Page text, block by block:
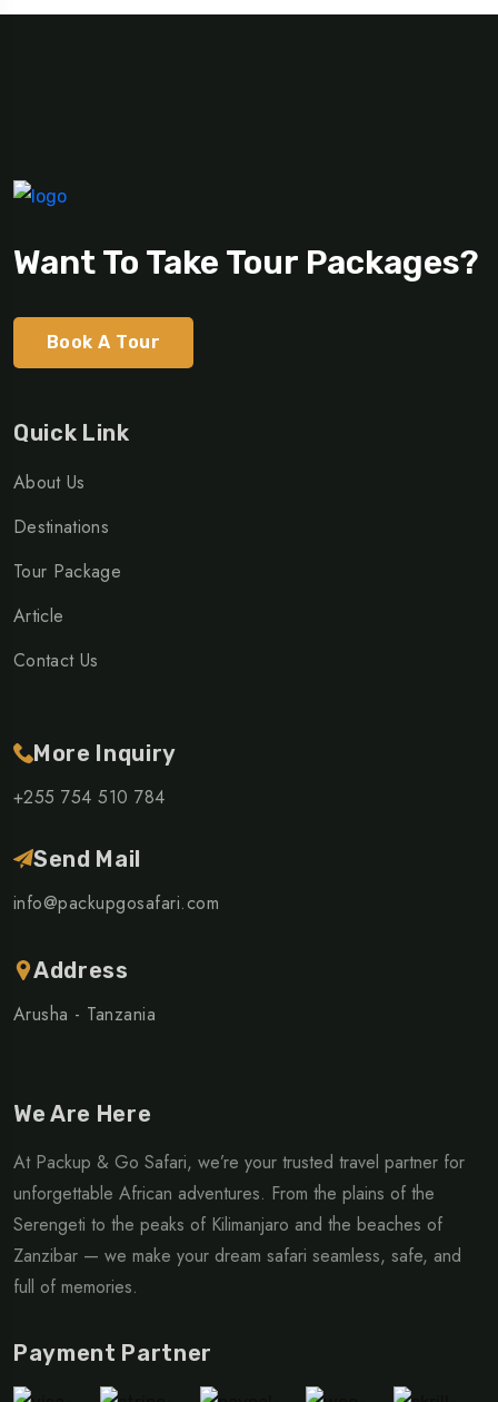
Want To Take Tour Packages?
Book A Tour
Quick Link
About Us
Destinations
Tour Package
Article
Contact Us
More Inquiry
+255 754 510 784
Send Mail
info@packupgosafari.com
Address
Arusha - Tanzania
We Are Here
At Packup & Go Safari, we’re your trusted travel partner for
unforgettable African adventures. From the plains of the
Serengeti to the peaks of Kilimanjaro and the beaches of
Zanzibar — we make your dream safari seamless, safe, and
full of memories.
Payment Partner